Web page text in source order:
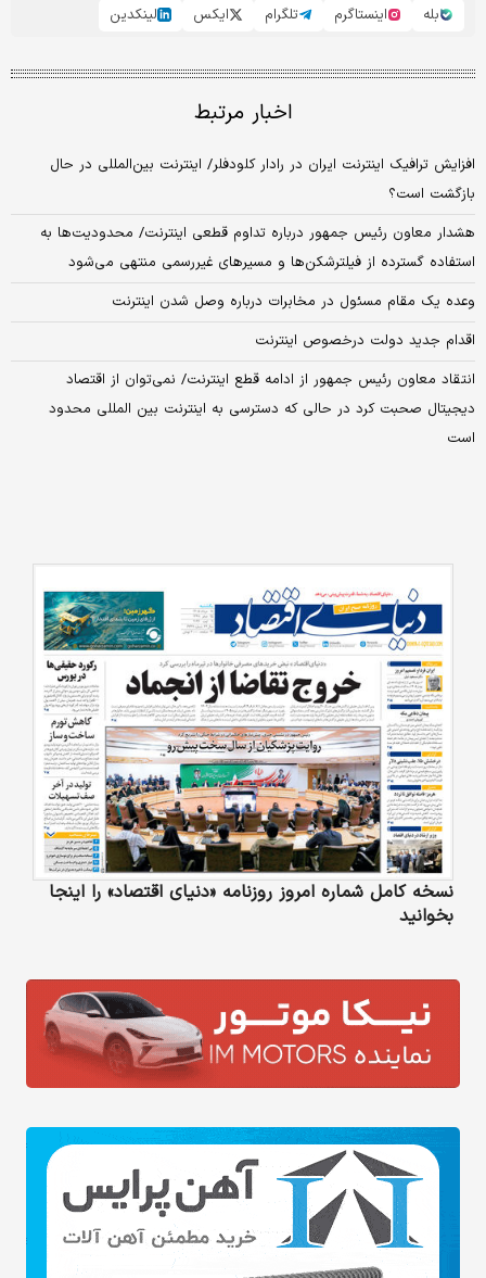
بله
اینستاگرم تلگرام ایکس لینکدین
اخبار مرتبط
افزایش ترافیک اینترنت ایران در رادار کلودفلر/ اینترنت بین‌المللی در حال
بازگشت است؟
هشدار معاون رئیس جمهور درباره تداوم قطعی اینترنت/ محدودیت‌ها به
استفاده گسترده از فیلترشکن‌ها و مسیرهای غیررسمی منتهی می‌شود
وعده یک مقام مسئول در مخابرات درباره وصل شدن اینترنت
اقدام جدید دولت درخصوص اینترنت
انتقاد معاون رئیس جمهور از ادامه قطع اینترنت/ نمی‌توان از اقتصاد
دیجیتال صحبت کرد در حالی که دسترسی به اینترنت بین المللی محدود
است
نسخه کامل شماره امروز روزنامه «دنیای‌ اقتصاد» را اینجا
بخوانید